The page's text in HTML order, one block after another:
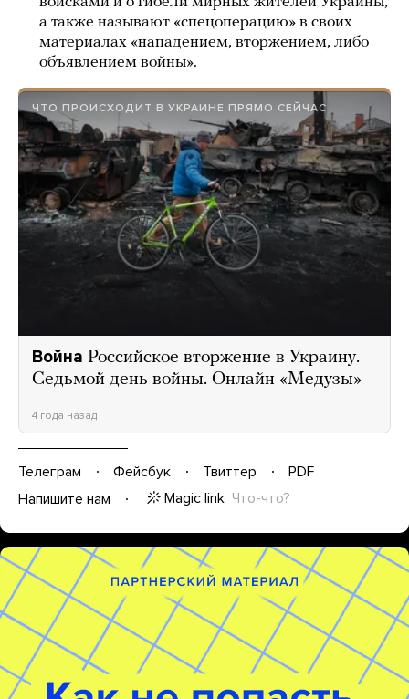
а также называют «спецоперацию» в своих
материалах «нападением, вторжением, либо
объявлением войны».
ЧТО ПРОИСХОДИТ В УКРАИНЕ ПРЯМО СЕЙЧАС
Война Российское вторжение в Украину.
Седьмой день войны. Онлайн «Медузы»
4 года назад
Телеграм Фейсбук Твиттер
PDF
Напишите нам
Magic link Что-что?